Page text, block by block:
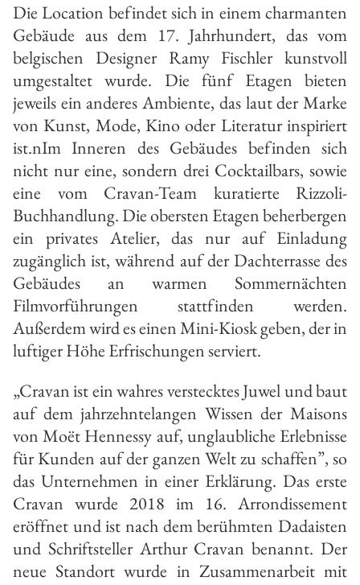
Die Location befindet sich in einem charmanten
Gebäude aus dem 17. Jahrhundert, das vom
belgischen Designer Ramy Fischler kunstvoll
umgestaltet wurde. Die fünf Etagen bieten
jeweils ein anderes Ambiente, das laut der Marke
von Kunst, Mode, Kino oder Literatur inspiriert
ist.nIm Inneren des Gebäudes befinden sich
nicht nur eine, sondern drei Cocktailbars, sowie
eine vom Cravan-Team kuratierte Rizzoli-
Buchhandlung. Die obersten Etagen beherbergen
ein privates Atelier, das nur auf Einladung
zugänglich ist, während auf der Dachterrasse des
Gebäudes an warmen Sommernächten
Filmvorführungen stattfinden werden.
Außerdem wird es einen Mini-Kiosk geben, der in
luftiger Höhe Erfrischungen serviert.
„Cravan ist ein wahres verstecktes Juwel und baut
auf dem jahrzehntelangen Wissen der Maisons
von Moët Hennessy auf, unglaubliche Erlebnisse
für Kunden auf der ganzen Welt zu schaffen”, so
das Unternehmen in einer Erklärung. Das erste
Cravan wurde 2018 im 16. Arrondissement
eröffnet und ist nach dem berühmten Dadaisten
und Schriftsteller Arthur Cravan benannt. Der
neue Standort wurde in Zusammenarbeit mit